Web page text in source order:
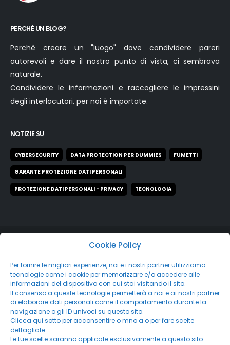
Cookie Policy
Per fornire le migliori esperienze, noi e i nostri partner utilizziamo
tecnologie come i cookie per memorizzare e/o accedere alle
informazioni del dispositivo con cui stai visitando il sito.
Il consenso a queste tecnologie permetterà a noi e ai nostri partner
di elaborare dati personali come il comportamento durante la
navigazione o gli ID univoci su questo sito.
Clicca qui sotto per acconsentire o mno a o per fare scelte
dettagliate.
Le tue scelte saranno applicate esclusivamente a questo sito.
PERCHÈ UN BLOG?
Perchè creare un "luogo" dove condividere pareri
autorevoli e dare il nostro punto di vista, ci sembrava
naturale.
Condividere le informazioni e raccogliere le impressini
degli interlocutori, per noi è importate.
NOTIZIE SU
CYBERSECURITY DATA PROTECTION PER DUMMIES FUMETTI
GARANTE PROTEZIONE DATI PERSONALI
PROTEZIONE DATI PERSONALI - PRIVACY TECNOLOGIA